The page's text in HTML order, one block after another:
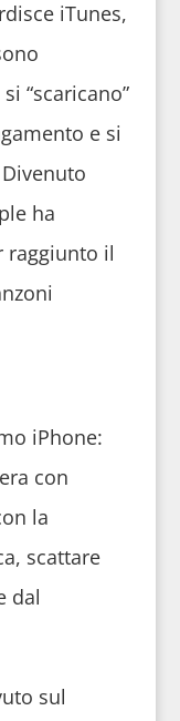
iTunes,
“scaricano”
e si
ha
raggiunto il
iPhone:
con
la
scattare
dal
sul